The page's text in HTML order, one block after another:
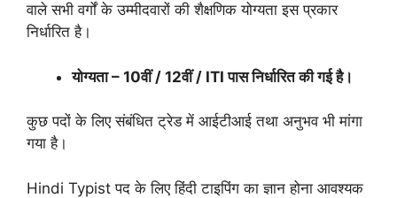
वाले सभी वर्गों के उम्मीदवारों की शैक्षणिक योग्यता इस प्रकार
निर्धारित है।
योग्यता – 10वीं / 12वीं / ITI पास निर्धारित की गई है।
कुछ पदों के लिए संबंधित ट्रेड में आईटीआई तथा अनुभव भी मांगा
गया है।
Hindi Typist पद के लिए हिंदी टाइपिंग का ज्ञान होना आवश्यक